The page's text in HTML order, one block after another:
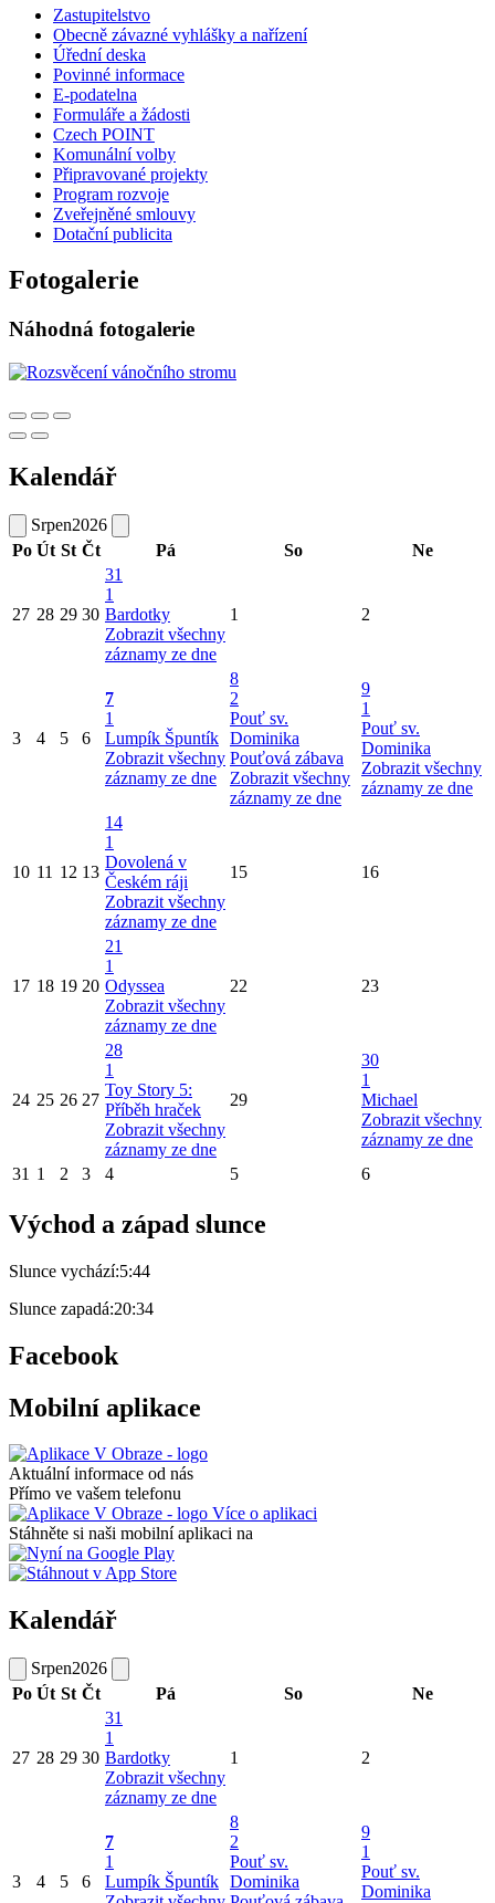
Zastupitelstvo
Obecně závazné vyhlášky a nařízení
Úřední deska
Povinné informace
E-podatelna
Formuláře a žádosti
Czech POINT
Komunální volby
Připravované projekty
Program rozvoje
Zveřejněné smlouvy
Dotační publicita
Fotogalerie
Náhodná fotogalerie
Kalendář
Srpen2026
Po Út St Čt Pá So Ne
27 28 29 30
31
1
Bardotky
Zobrazit všechny
záznamy ze dne
1 2
3 4 5 6
7
1
Lumpík Špuntík
Zobrazit všechny
záznamy ze dne
8
2
Pouť sv.
Dominika
Pouťová zábava
Zobrazit všechny
záznamy ze dne
9
1
Pouť sv.
Dominika
Zobrazit všechny
záznamy ze dne
10 11 12 13
14
1
Dovolená v
Českém ráji
Zobrazit všechny
záznamy ze dne
15 16
17 18 19 20
21
1
Odyssea
Zobrazit všechny
záznamy ze dne
22 23
24 25 26 27
28
1
Toy Story 5:
Příběh hraček
Zobrazit všechny
záznamy ze dne
29
30
1
Michael
Zobrazit všechny
záznamy ze dne
31 1 2 3 4 5 6
Východ a západ slunce
Slunce vychází:5:44
Slunce zapadá:20:34
Facebook
Mobilní aplikace
Aktuální informace od nás
Přímo ve vašem telefonu
Více o aplikaci
Stáhněte si naši mobilní aplikaci na
Kalendář
Srpen2026
Po Út St Čt Pá So Ne
27 28 29 30
31
1
Bardotky
Zobrazit všechny
záznamy ze dne
1 2
3 4 5 6
7
1
Lumpík Špuntík
8
2
Pouť sv.
Dominika
9
1
Pouť sv.
Dominika